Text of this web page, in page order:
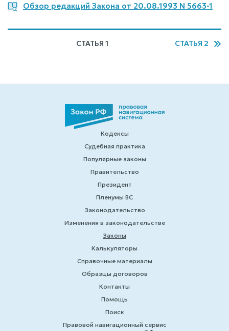
Обзор редакций Закона от 20.08.1993 N 5663-1
СТАТЬЯ 1 СТАТЬЯ 2
Кодексы
Судебная практика
Популярные законы
Правительство
Президент
Пленумы ВС
Законодательство
Изменения в законодательстве
Законы
Калькуляторы
Справочные материалы
Образцы договоров
Контакты
Помощь
Поиск
Правовой навигационный сервис